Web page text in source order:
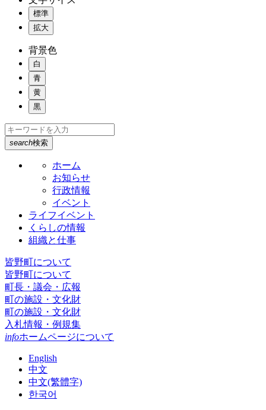
標準
拡大
背景色
白
青
黄
黒
search検索
ホーム
お知らせ
行政情報
イベント
ライフイベント
くらしの情報
組織と仕事
皆野町について
皆野町について
町長・議会・広報
町の施設・文化財
町の施設・文化財
入札情報・例規集
infoホームページについて
English
中文
中文(繁體字)
한국어